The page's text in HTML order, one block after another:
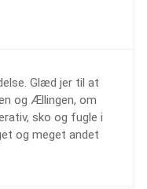
Glæd jer til at
og Ællingen, om
sko og fugle i
og meget andet